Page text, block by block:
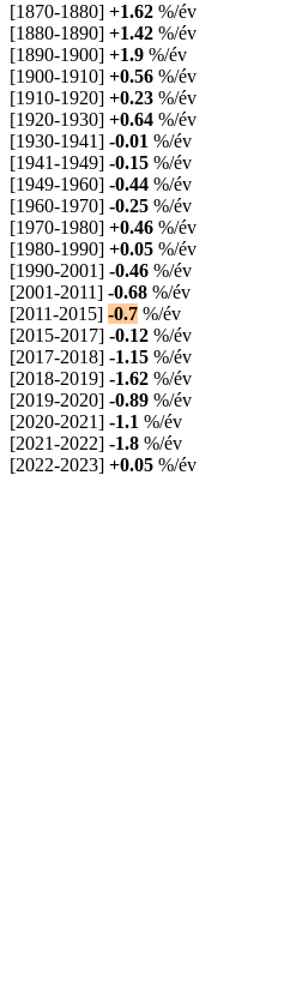
[1870-1880] +1.62 %/év
[1880-1890] +1.42 %/év
[1890-1900] +1.9 %/év
[1900-1910] +0.56 %/év
[1910-1920] +0.23 %/év
[1920-1930] +0.64 %/év
[1930-1941] -0.01 %/év
[1941-1949] -0.15 %/év
[1949-1960] -0.44 %/év
[1960-1970] -0.25 %/év
[1970-1980] +0.46 %/év
[1980-1990] +0.05 %/év
[1990-2001] -0.46 %/év
[2001-2011] -0.68 %/év
[2011-2015] -0.7 %/év
[2015-2017] -0.12 %/év
[2017-2018] -1.15 %/év
[2018-2019] -1.62 %/év
[2019-2020] -0.89 %/év
[2020-2021] -1.1 %/év
[2021-2022] -1.8 %/év
[2022-2023] +0.05 %/év